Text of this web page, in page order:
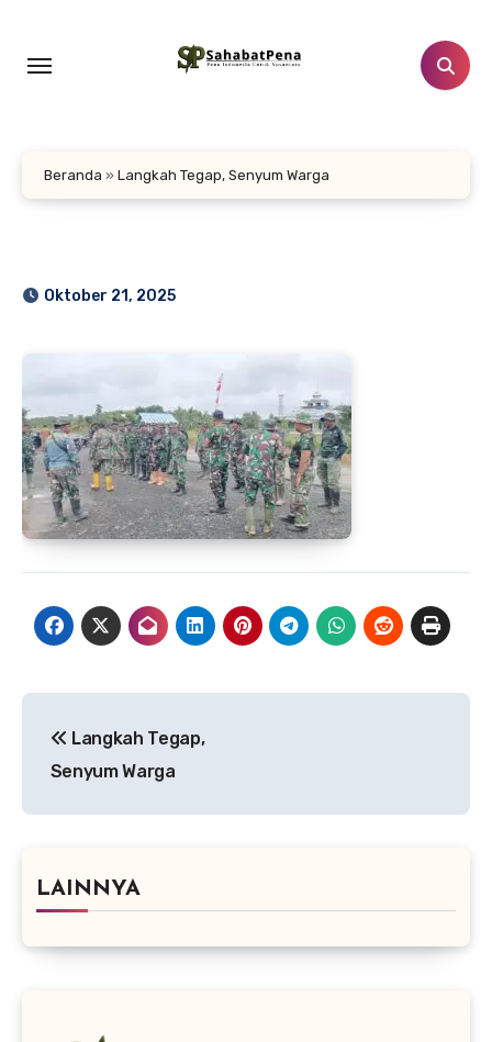
konten
Beranda » Langkah Tegap, Senyum Warga
Oktober 21, 2025
pos
Langkah Tegap,
Senyum Warga
LAINNYA